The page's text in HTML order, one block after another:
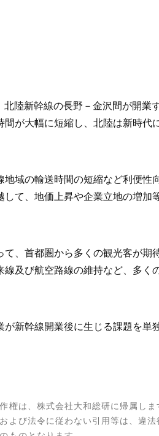
陸新幹線の長野－金沢間が開業
間が大幅に短縮し、北陸は新時代
域の輸送時間の短縮など利便性
して、地価上昇や企業立地の増加
、首都圏から多くの観光客が期
線及び航空路線の維持など、多く
新幹線開業後に生じる課題を単
権は、株式会社大和総研に帰属し
よび法令に従わない引用等は、違